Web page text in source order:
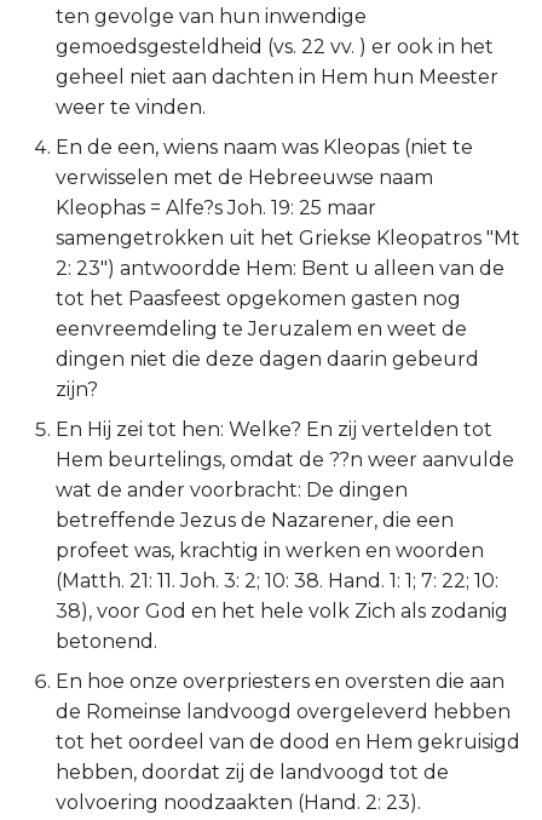
ten gevolge van hun inwendige
gemoedsgesteldheid (vs. 22 vv. ) er ook in het
geheel niet aan dachten in Hem hun Meester
weer te vinden.
En de een, wiens naam was Kleopas (niet te
verwisselen met de Hebreeuwse naam
Kleophas = Alfe?s Joh. 19: 25 maar
samengetrokken uit het Griekse Kleopatros "Mt
2: 23") antwoordde Hem: Bent u alleen van de
tot het Paasfeest opgekomen gasten nog
eenvreemdeling te Jeruzalem en weet de
dingen niet die deze dagen daarin gebeurd
zijn?
En Hij zei tot hen: Welke? En zij vertelden tot
Hem beurtelings, omdat de ??n weer aanvulde
wat de ander voorbracht: De dingen
betreffende Jezus de Nazarener, die een
profeet was, krachtig in werken en woorden
(Matth. 21: 11. Joh. 3: 2; 10: 38. Hand. 1: 1; 7: 22; 10:
38), voor God en het hele volk Zich als zodanig
betonend.
En hoe onze overpriesters en oversten die aan
de Romeinse landvoogd overgeleverd hebben
tot het oordeel van de dood en Hem gekruisigd
hebben, doordat zij de landvoogd tot de
volvoering noodzaakten (Hand. 2: 23).